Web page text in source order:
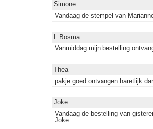
Simone
Vandaag de stempel van
L.Bosma
Vanmiddag mijn bestelling
Thea
pakje goed ontvangen haretlijk
Joke.
Vandaag de bestelling van
Joke